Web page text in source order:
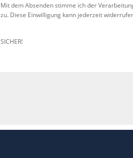
Mit dem Absenden stimme ich der
zu. Diese Einwilligung kann jederzeit
SICHER!